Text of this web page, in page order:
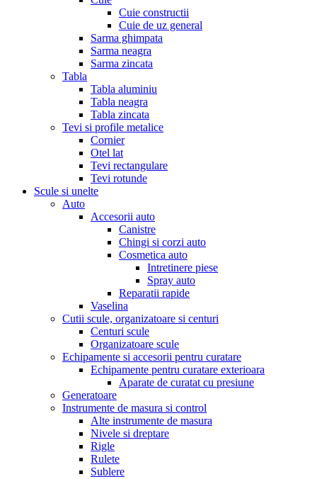
Cuie constructii
Cuie de uz general
Sarma ghimpata
Sarma neagra
Sarma zincata
Tabla
Tabla aluminiu
Tabla neagra
Tabla zincata
Tevi si profile metalice
Cornier
Otel lat
Tevi rectangulare
Tevi rotunde
Scule si unelte
Auto
Accesorii auto
Canistre
Chingi si corzi auto
Cosmetica auto
Intretinere piese
Spray auto
Reparatii rapide
Vaselina
Cutii scule, organizatoare si centuri
Centuri scule
Organizatoare scule
Echipamente si accesorii pentru curatare
Echipamente pentru curatare exterioara
Aparate de curatat cu presiune
Generatoare
Instrumente de masura si control
Alte instrumente de masura
Nivele si dreptare
Rigle
Rulete
Sublere